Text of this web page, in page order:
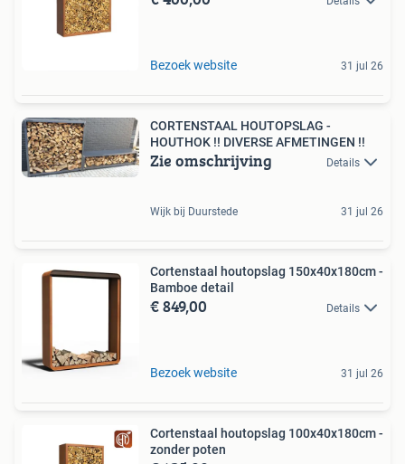
Bezoek website 31 jul 26
CORTENSTAAL HOUTOPSLAG -
HOUTHOK !! DIVERSE AFMETINGEN !!
Zie omschrijving Details
Wijk bij Duurstede 31 jul 26
Cortenstaal houtopslag 150x40x180cm -
Bamboe detail
€ 849,00 Details
Bezoek website 31 jul 26
Cortenstaal houtopslag 100x40x180cm -
zonder poten